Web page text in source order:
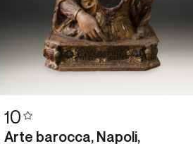
10
Arte barocca, Napoli,